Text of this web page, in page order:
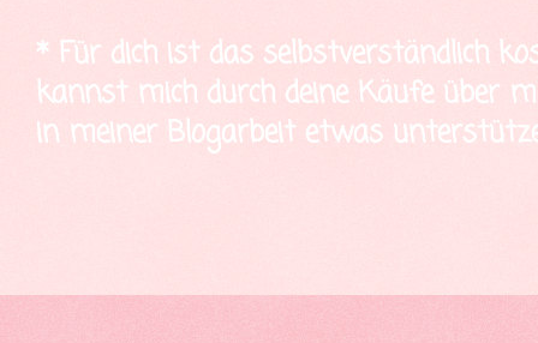
* Für dich ist das selbstverständlich
kannst mich durch deine Käufe über
in meiner Blogarbeit etwas